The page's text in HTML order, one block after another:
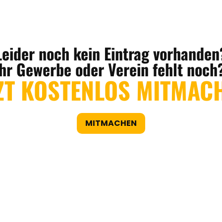
noch kein Eintrag
Gewerbe oder Verein fehlt
KOSTENLOS
MITMACHEN